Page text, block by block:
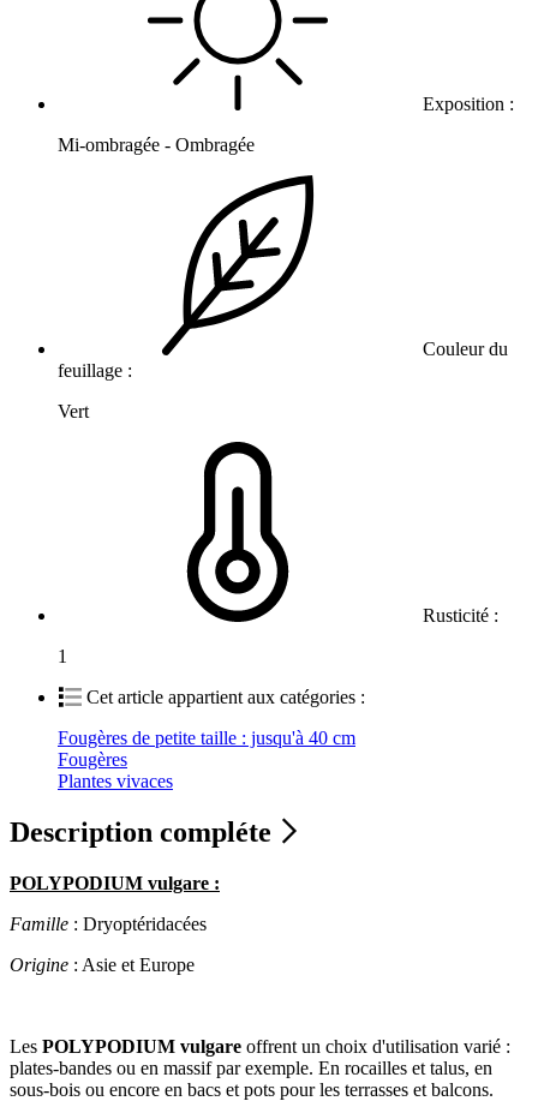
Exposition :
Mi-ombragée - Ombragée
Couleur du
feuillage :
Vert
Rusticité :
1
Cet article appartient aux catégories :
Fougères de petite taille : jusqu'à 40 cm
Fougères
Plantes vivaces
Description compléte
POLYPODIUM vulgare :
Famille : Dryoptéridacées
Origine : Asie et Europe
Les POLYPODIUM vulgare offrent un choix d'utilisation varié :
plates-bandes ou en massif par exemple. En rocailles et talus, en
sous-bois ou encore en bacs et pots pour les terrasses et balcons.